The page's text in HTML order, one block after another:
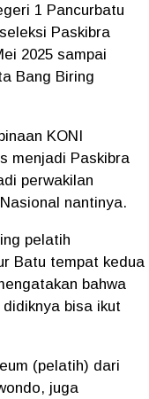
1 Pancurbatu
Paskibra
2025 sampai
Bang Biring
KONI
menjadi Paskibra
perwakilan
nantinya.
pelatih
Batu tempat kedua
bahwa
bisa ikut
(pelatih) dari
juga